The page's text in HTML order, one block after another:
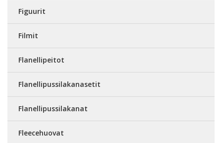
Figuurit
Filmit
Flanellipeitot
Flanellipussilakanasetit
Flanellipussilakanat
Fleecehuovat